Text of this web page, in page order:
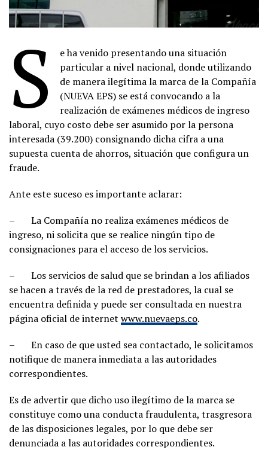
S
e ha venido presentando una situación
particular a nivel nacional, donde utilizando
de manera ilegítima la marca de la Compañía
(NUEVA EPS) se está convocando a la
realización de exámenes médicos de ingreso
laboral, cuyo costo debe ser asumido por la persona
interesada (39.200) consignando dicha cifra a una
supuesta cuenta de ahorros, situación que configura un
fraude.
Ante este suceso es importante aclarar:
– La Compañía no realiza exámenes médicos de
ingreso, ni solicita que se realice ningún tipo de
consignaciones para el acceso de los servicios.
– Los servicios de salud que se brindan a los afiliados
se hacen a través de la red de prestadores, la cual se
encuentra definida y puede ser consultada en nuestra
página oficial de internet www.nuevaeps.co.
– En caso de que usted sea contactado, le solicitamos
notifique de manera inmediata a las autoridades
correspondientes.
Es de advertir que dicho uso ilegítimo de la marca se
constituye como una conducta fraudulenta, trasgresora
de las disposiciones legales, por lo que debe ser
denunciada a las autoridades correspondientes.